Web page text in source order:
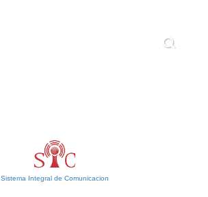
Sistema Integral de Comunicacion